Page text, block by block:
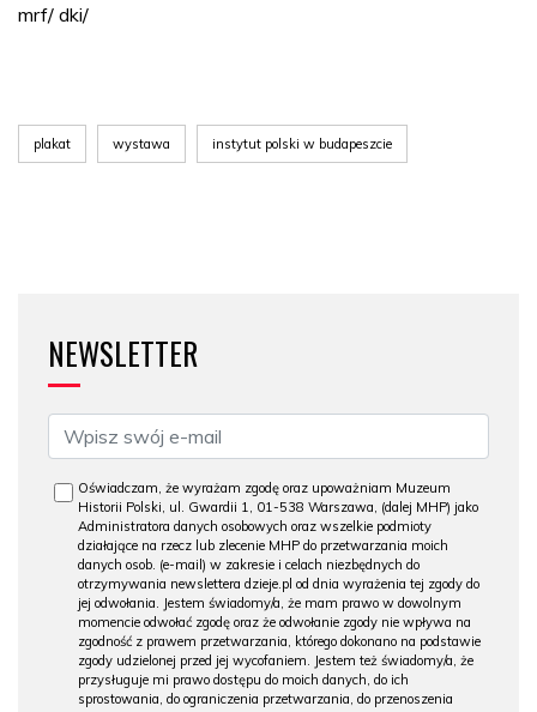
mrf/ dki/
plakat wystawa instytut polski w budapeszcie
NEWSLETTER
Oświadczam, że wyrażam zgodę oraz upoważniam Muzeum
Historii Polski, ul. Gwardii 1, 01-538 Warszawa, (dalej MHP) jako
Administratora danych osobowych oraz wszelkie podmioty
działające na rzecz lub zlecenie MHP do przetwarzania moich
danych osob. (e-mail) w zakresie i celach niezbędnych do
otrzymywania newslettera dzieje.pl od dnia wyrażenia tej zgody do
jej odwołania. Jestem świadomy/a, że mam prawo w dowolnym
momencie odwołać zgodę oraz że odwołanie zgody nie wpływa na
zgodność z prawem przetwarzania, którego dokonano na podstawie
zgody udzielonej przed jej wycofaniem. Jestem też świadomy/a, że
przysługuje mi prawo dostępu do moich danych, do ich
sprostowania, do ograniczenia przetwarzania, do przenoszenia